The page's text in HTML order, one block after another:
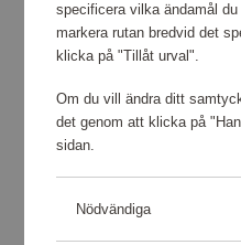
specificera vilka ändamål
markera rutan bredvid det
klicka på "Tillåt urval".
Om du vill ändra ditt
det genom att klicka på
sidan.
Nödvändiga